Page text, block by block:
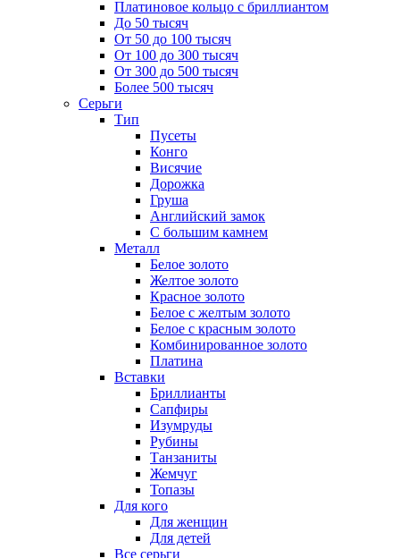
Платиновое кольцо с бриллиантом
До 50 тысяч
От 50 до 100 тысяч
От 100 до 300 тысяч
От 300 до 500 тысяч
Более 500 тысяч
Серьги
Тип
Пусеты
Конго
Висячие
Дорожка
Груша
Английский замок
С большим камнем
Металл
Белое золото
Желтое золото
Красное золото
Белое с желтым золото
Белое с красным золото
Комбинированное золото
Платина
Вставки
Бриллианты
Сапфиры
Изумруды
Рубины
Танзаниты
Жемчуг
Топазы
Для кого
Для женщин
Для детей
Все серьги